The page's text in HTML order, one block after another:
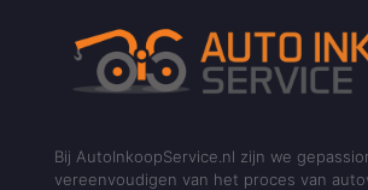
Bij AutoInkoopService.nl zijn we
vereenvoudigen van het proces van